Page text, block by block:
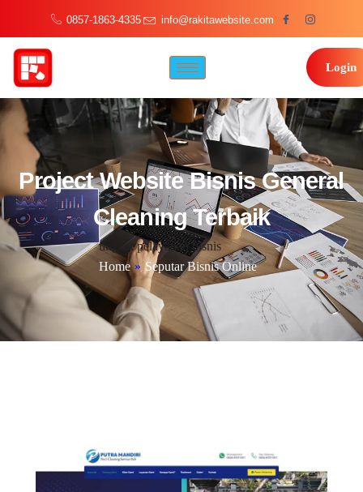
0857-1863-4335 info@rakitawebsite.com
Login
Project Website Bisnis General
Cleaning Terbaik
tingkat pelayanan bisnis
Home » Seputar Bisnis Online